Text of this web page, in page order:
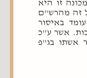
זו היא
זה מהרש"ם
באיסור
אשר ע"כ
אשתו בג"פ